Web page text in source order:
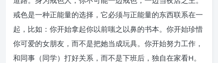
戒色是一种正能量的选择，它必须与正能量的东西联系在一
起，比如：你开始拿起你以前嗤之以鼻的书本。你开始珍惜
你可爱的女朋友，而不是把她当成玩具。你开始努力工作，
和同事（同学）打好关系，而不是下班后，独自在家看H。